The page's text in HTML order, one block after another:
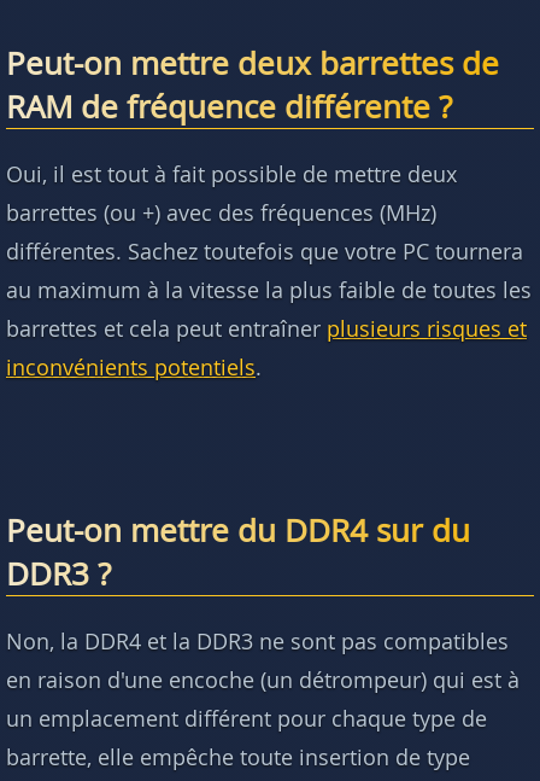
Peut-on mettre deux barrettes de
RAM de fréquence différente ?
Oui, il est tout à fait possible de mettre deux
barrettes (ou +) avec des fréquences (MHz)
différentes. Sachez toutefois que votre PC tournera
au maximum à la vitesse la plus faible de toutes les
barrettes et cela peut entraîner plusieurs risques et
inconvénients potentiels.
Peut-on mettre du DDR4 sur du
DDR3 ?
Non, la DDR4 et la DDR3 ne sont pas compatibles
en raison d'une encoche (un détrompeur) qui est à
un emplacement différent pour chaque type de
barrette, elle empêche toute insertion de type